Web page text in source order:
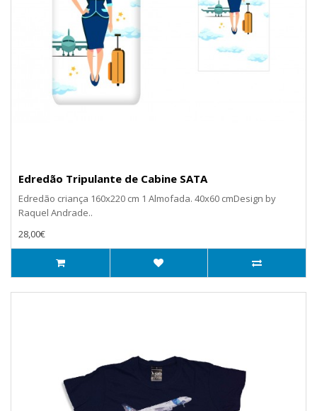
Edredão Tripulante de Cabine SATA
Edredão criança 160x220 cm 1 Almofada. 40x60 cmDesign by
Raquel Andrade..
28,00€